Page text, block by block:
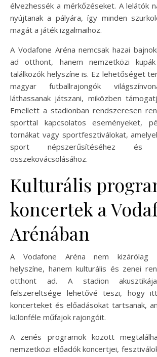
élvezhessék a mérkőzéseket. A lelátók
nyújtanak a pályára, így minden
magát a játék izgalmaihoz.
A Vodafone Aréna nemcsak hazai
ad otthont, hanem nemzetközi
találkozók helyszíne is. Ez lehetőséget
magyar futballrajongók
láthassanak játszani, miközben
Emellett a stadionban rendszeresen
sporttal kapcsolatos eseményeket,
tornákat vagy sportfesztiválokat,
sport népszerűsítéséhez
összekovácsolásához.
Kulturális
koncertek a
Arénában
A Vodafone Aréna nem kizárólag
helyszíne, hanem kulturális és zenei
otthont ad. A stadion
felszereltsége lehetővé teszi, hogy
koncerteket és előadásokat tartsanak,
különféle műfajok rajongóit.
A zenés programok között
nemzetközi előadók koncertjei,